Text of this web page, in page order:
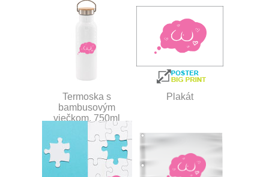
Termoska s
bambusovým
viečkom, 750ml
Plakát